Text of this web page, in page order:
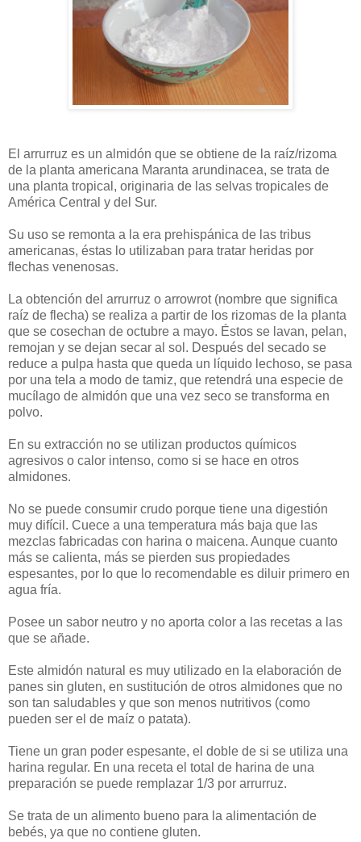
El arrurruz es un almidón que se obtiene de la raíz/rizoma
de la planta americana Maranta arundinacea, se trata de
una planta tropical, originaria de las selvas tropicales de
América Central y del Sur.
Su uso se remonta a la era prehispánica de las tribus
americanas, éstas lo utilizaban para tratar heridas por
flechas venenosas.
La obtención del arrurruz o arrowrot (nombre que significa
raíz de flecha) se realiza a partir de los rizomas de la planta
que se cosechan de octubre a mayo. Éstos se lavan, pelan,
remojan y se dejan secar al sol. Después del secado se
reduce a pulpa hasta que queda un líquido lechoso, se pasa
por una tela a modo de tamiz, que retendrá una especie de
mucílago de almidón que una vez seco se transforma en
polvo.
En su extracción no se utilizan productos químicos
agresivos o calor intenso, como si se hace en otros
almidones.
No se puede consumir crudo porque tiene una digestión
muy difícil. Cuece a una temperatura más baja que las
mezclas fabricadas con harina o maicena. Aunque cuanto
más se calienta, más se pierden sus propiedades
espesantes, por lo que lo recomendable es diluir primero en
agua fría.
Posee un sabor neutro y no aporta color a las recetas a las
que se añade.
Este almidón natural es muy utilizado en la elaboración de
panes sin gluten, en sustitución de otros almidones que no
son tan saludables y que son menos nutritivos (como
pueden ser el de maíz o patata).
Tiene un gran poder espesante, el doble de si se utiliza una
harina regular. En una receta el total de harina de una
preparación se puede remplazar 1/3 por arrurruz.
Se trata de un alimento bueno para la alimentación de
bebés, ya que no contiene gluten.